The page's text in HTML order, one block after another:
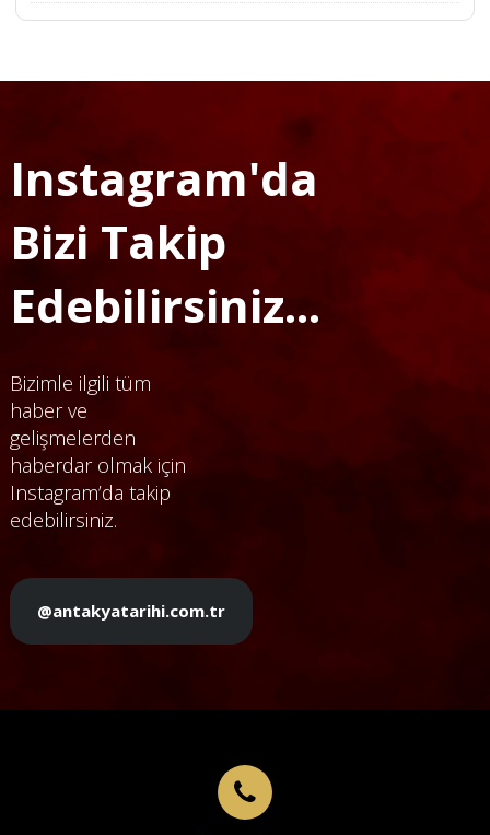
Instagram'da
Bizi Takip
Edebilirsiniz...
Bizimle ilgili tüm
haber ve
gelişmelerden
haberdar olmak için
Instagram’da takip
edebilirsiniz.
@antakyatarihi.com.tr